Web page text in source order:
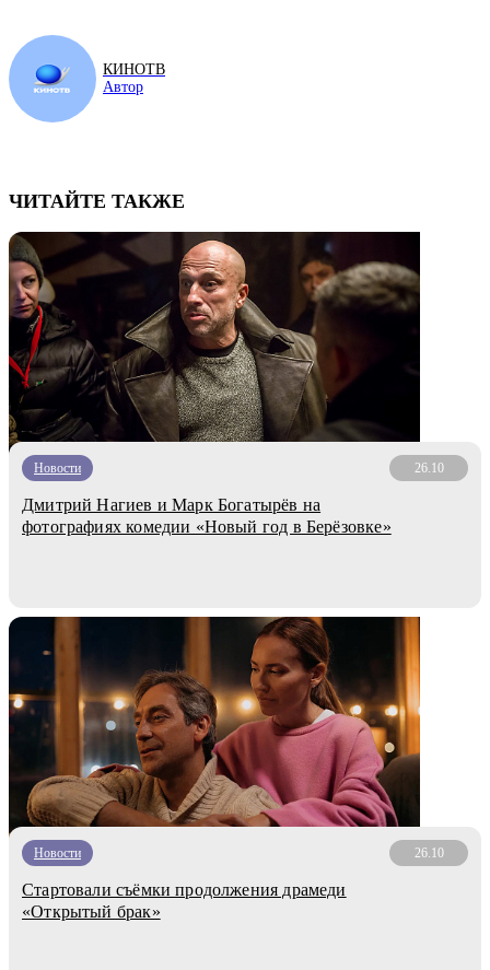
КИНОТВ
Автор
ЧИТАЙТЕ ТАКЖЕ
Новости 26.10
Дмитрий Нагиев и Марк Богатырёв на
фотографиях комедии «Новый год в Берёзовке»
Новости 26.10
Стартовали съёмки продолжения драмеди
«Открытый брак»